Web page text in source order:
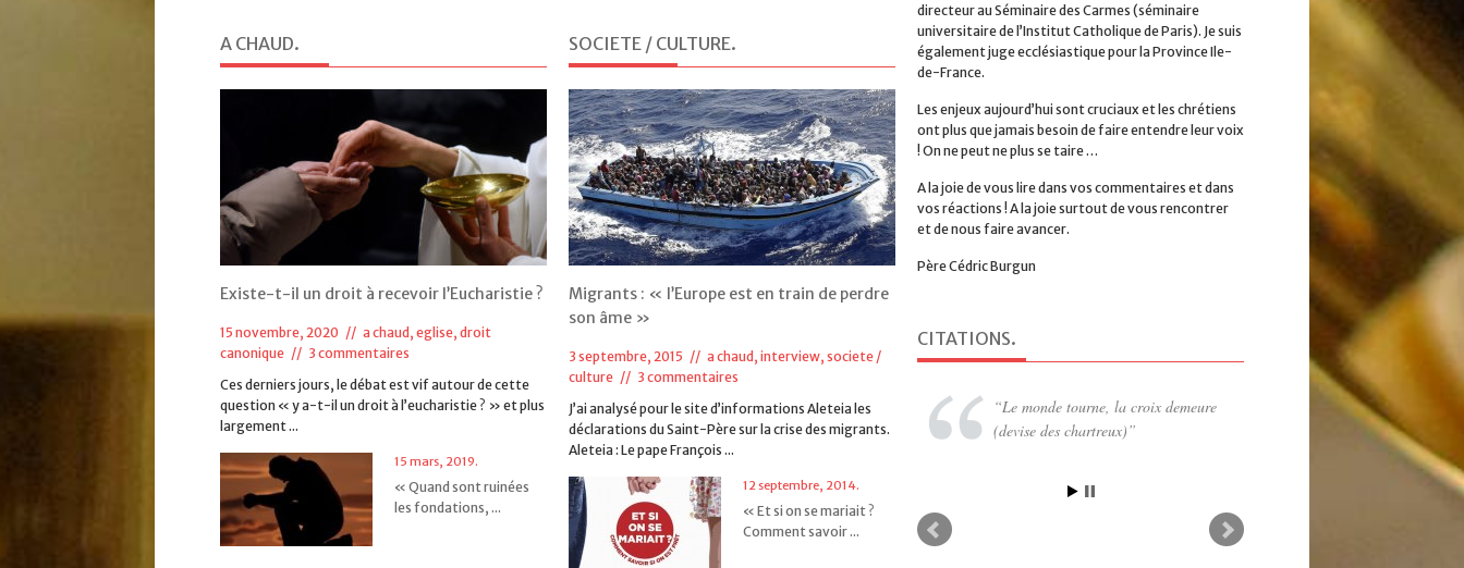
3 août, 2018.
Espérer en l’éventualité
d’une rep ...
19 janvier, 2018.
A CHAUD.
Existe-t-il un droit à recevoir l’Eucharistie ?
15 novembre, 2020 // a chaud , eglise, droit
canonique // 3 commentaires
Ces derniers jours, le débat est vif autour de cette
question « y a-t-il un droit à l’eucharistie ? » et plus
largement ...
15 mars, 2019.
« Quand sont ruinées
les fondations, ...
SOCIETE / CULTURE.
Migrants : « l’Europe est en train de perdre
son âme »
3 septembre, 2015 // a chaud , interview, societe /
culture // 3 commentaires
J’ai analysé pour le site d’informations Aleteia les
déclarations du Saint-Père sur la crise des migrants.
Aleteia : Le pape François ...
12 septembre, 2014.
« Et si on se mariait ?
Comment savoir ...
directeur au Séminaire des Carmes (séminaire
universitaire de l’Institut Catholique de Paris). Je suis
également juge ecclésiastique pour la Province Ile-
de-France.
Les enjeux aujourd’hui sont cruciaux et les chrétiens
ont plus que jamais besoin de faire entendre leur voix
! On ne peut ne plus se taire …
A la joie de vous lire dans vos commentaires et dans
vos réactions ! A la joie surtout de vous rencontrer
et de nous faire avancer.
Père Cédric Burgun
CITATIONS.
Le monde tourne, la croix demeure
(devise des chartreux)